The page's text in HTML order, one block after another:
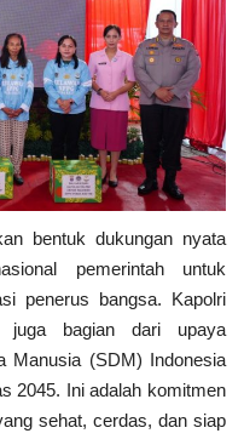
bentuk dukungan nyata
pemerintah untuk
penerus bangsa. Kapolri
juga bagian dari upaya
Manusia (SDM) Indonesia
2045. Ini adalah komitmen
sehat, cerdas, dan siap